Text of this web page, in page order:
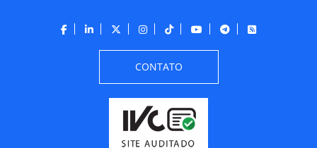
CONTATO